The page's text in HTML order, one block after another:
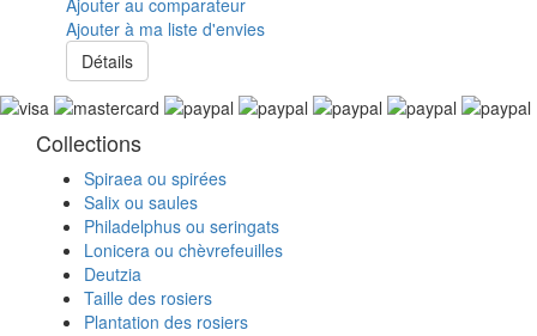
Ajouter à ma liste d'envies
Détails
Collections
Spiraea ou spirées
Salix ou saules
Philadelphus ou seringats
Lonicera ou chèvrefeuilles
Deutzia
Taille des rosiers
Plantation des rosiers